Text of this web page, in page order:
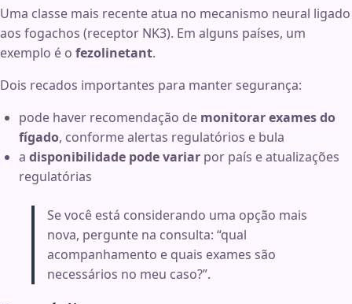
Uma classe mais recente atua no mecanismo neural ligado
aos fogachos (receptor NK3). Em alguns países, um
exemplo é o fezolinetant.
Dois recados importantes para manter segurança:
pode haver recomendação de monitorar exames do
fígado, conforme alertas regulatórios e bula
a disponibilidade pode variar por país e atualizações
regulatórias
Se você está considerando uma opção mais
nova, pergunte na consulta: “qual
acompanhamento e quais exames são
necessários no meu caso?”.